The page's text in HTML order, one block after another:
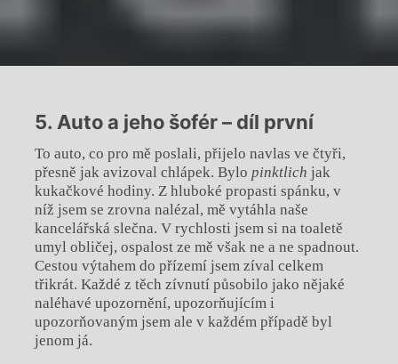
5. Auto a jeho šofér – díl první
To auto, co pro mě poslali, přijelo navlas ve čtyři,
přesně jak avizoval chlápek. Bylo pinktlich jak
kukačkové hodiny. Z hluboké propasti spánku, v
níž jsem se zrovna nalézal, mě vytáhla naše
kancelářská slečna. V rychlosti jsem si na toaletě
umyl obličej, ospalost ze mě však ne a ne spadnout.
Cestou výtahem do přízemí jsem zíval celkem
třikrát. Každé z těch zívnutí působilo jako nějaké
naléhavé upozornění, upozorňujícím i
upozorňovaným jsem ale v každém případě byl
jenom já.